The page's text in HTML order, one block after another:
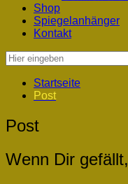
Shop
Spiegelanhänger
Kontakt
Startseite
Post
Post
Wenn Dir